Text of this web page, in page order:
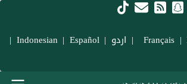
|
| اردو |
Indonesian | Español
|